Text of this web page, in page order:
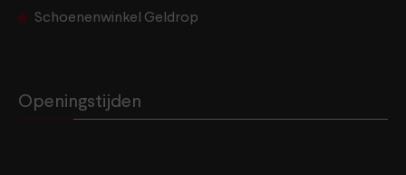
Schoenenwinkel Geldrop
Openingstijden